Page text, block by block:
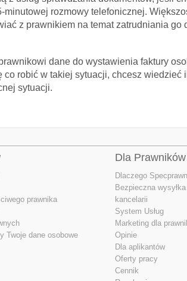
rozmowy telefonicznej.
z prawnikiem na temat zatrudniania
dane do wystawienia faktury
robić w takiej sytuacji, chcesz
sytuacji.
prawnika
Twoje dane osobowe
Dla Prawników
Dlaczego
Bezpieczna
kancelarii
System Usług
Marketing dla
Opinie
Dla aplikantów
Oferty pracy
Cennik